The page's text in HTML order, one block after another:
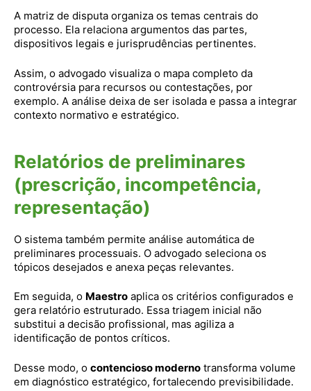
A matriz de disputa organiza os temas centrais do
processo. Ela relaciona argumentos das partes,
dispositivos legais e jurisprudências pertinentes.
Assim, o advogado visualiza o mapa completo da
controvérsia para recursos ou contestações, por
exemplo. A análise deixa de ser isolada e passa a integrar
contexto normativo e estratégico.
Relatórios de preliminares
(prescrição, incompetência,
representação)
O sistema também permite análise automática de
preliminares processuais. O advogado seleciona os
tópicos desejados e anexa peças relevantes.
Em seguida, o Maestro aplica os critérios configurados e
gera relatório estruturado. Essa triagem inicial não
substitui a decisão profissional, mas agiliza a
identificação de pontos críticos.
Desse modo, o contencioso moderno transforma volume
em diagnóstico estratégico, fortalecendo previsibilidade.